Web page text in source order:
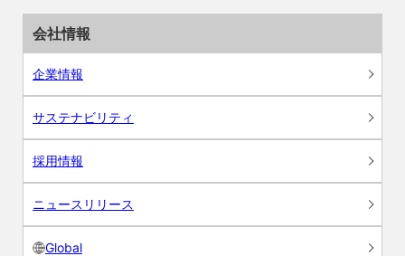
会社情報
企業情報
サステナビリティ
採用情報
ニュースリリース
Global